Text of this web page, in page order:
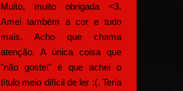
Muito, muito obrigada <3.
Amei também a cor e tudo
mais. Acho que chama
atenção. A única coisa que
"não gostei" é que achei o
título meio difícil de ler :(. Teria